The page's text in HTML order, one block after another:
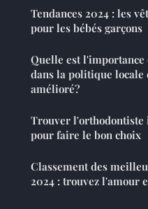
Tendances 2024 : les
pour les bébés garçons
Quelle est l'importance
dans la politique
amélioré?
Trouver l'orthodontiste
pour faire le bon choix
Classement des
2024 : trouvez l'amour